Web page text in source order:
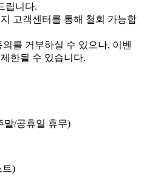
립니다.
고객센터를 통해 철회 가능합
를 거부하실 수 있으나, 이벤
한될 수 있습니다.
말/공휴일 휴무)